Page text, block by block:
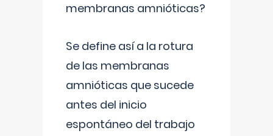
membranas amnióticas?
Se define así a la rotura
de las membranas
amnióticas que sucede
antes del inicio
espontáneo del trabajo